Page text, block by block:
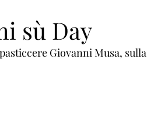
sù Day
Giovanni Musa, sulla